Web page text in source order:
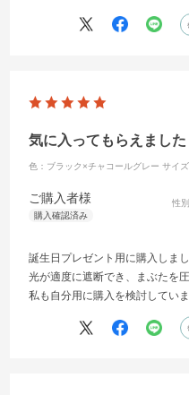
気に入ってもらえました
色：ブラック×チャコールグレー サイ
ご購入者様 性
誕生日プレゼント用に購入しまし
光が適度に遮断でき、まぶたを
私も自分用に購入を検討していま